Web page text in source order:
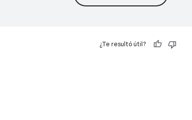
¿Te resultó útil?